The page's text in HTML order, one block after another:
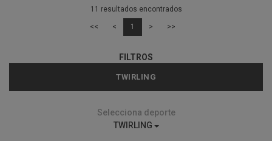
11 resultados encontrados
<< < 1 > >>
FILTROS
TWIRLING
Selecciona deporte
TWIRLING